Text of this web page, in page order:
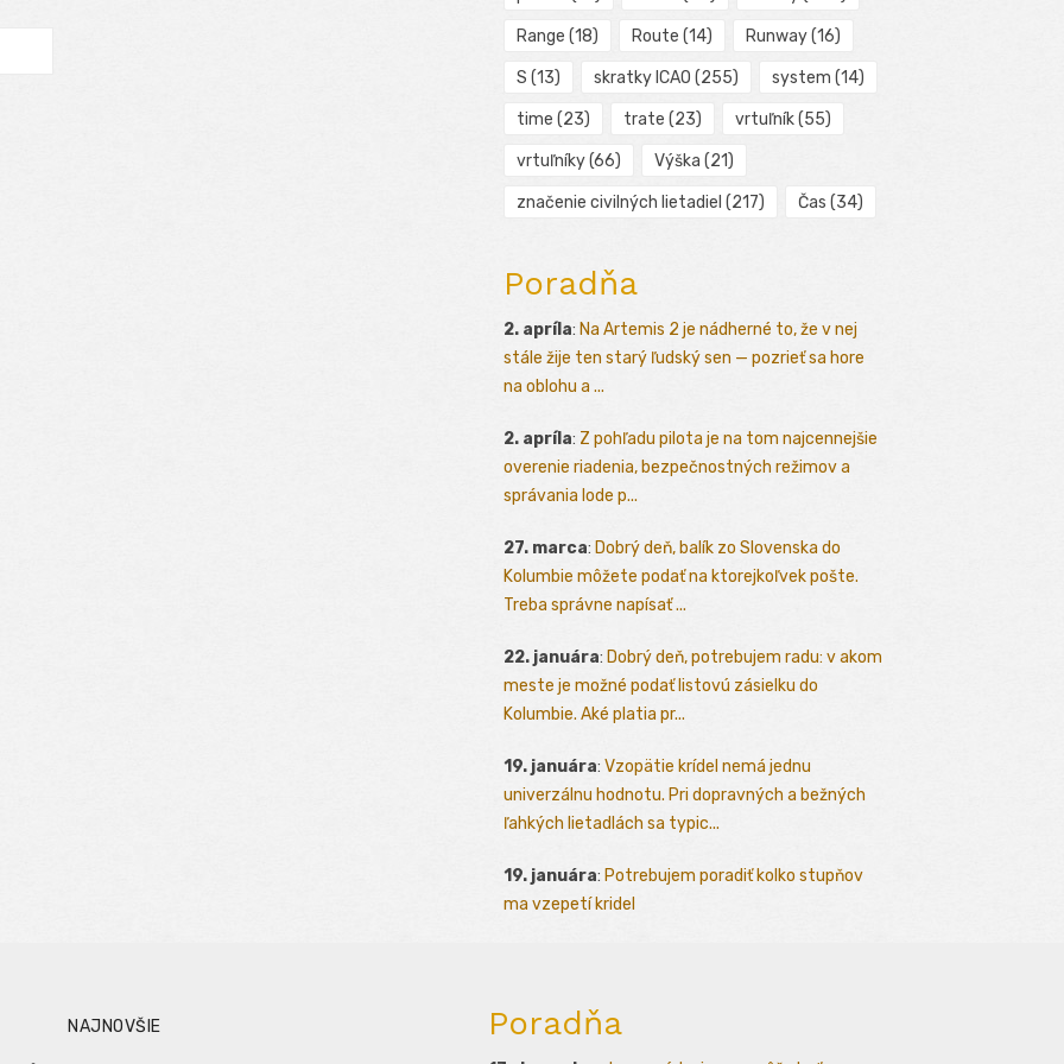
Range (18) Route (14) Runway(16)
S (13) skratky ICAO (255) system (14)
time (23) trate (23) vrtuľník(55)
vrtuľníky(66) Výška (21)
značenie civilných lietadiel (217) Čas (34)
Poradňa
2. apríla: Na Artemis 2 je nádherné to, že v nej
stále žije ten starý ľudský sen — pozrieť sa hore
na oblohu a ...
2. apríla: Z pohľadu pilota je na tom najcennejšie
overenie riadenia, bezpečnostných režimov a
správania lode p...
27. marca: Dobrý deň, balík zo Slovenska do
Kolumbie môžete podať na ktorejkoľvek pošte.
Treba správne napísať ...
22. januára: Dobrý deň, potrebujem radu: v akom
meste je možné podať listovú zásielku do
Kolumbie. Aké platia pr...
19. januára: Vzopätie krídel nemá jednu
univerzálnu hodnotu. Pri dopravných a bežných
ľahkých lietadlách sa typic...
19. januára: Potrebujem poradiť kolko stupňov
ma vzepetí kridel
NAJNOVŠIE Poradňa